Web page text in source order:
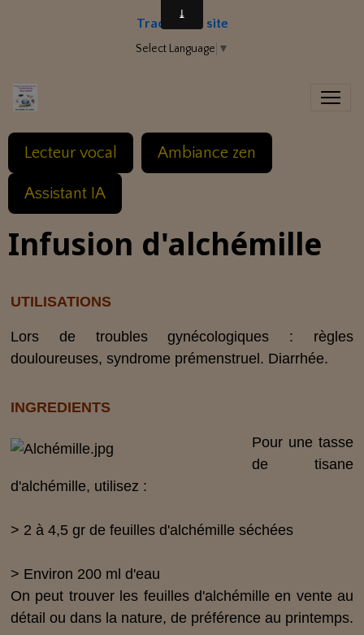
Traduire le site
Select Language ▼
Lecteur vocal Ambiance zen
Assistant IA
Infusion d'alchémille
UTILISATIONS
Lors de troubles gynécologiques : règles
douloureuses, syndrome prémenstruel. Diarrhée.
INGREDIENTS
Pour une tasse
de tisane
d'alchémille, utilisez :
> 2 à 4,5 gr de feuilles d'alchémille séchées
> Environ 200 ml d'eau
On peut trouver les feuilles d'alchémilleen vente au
détail ou dans la nature, de préférence au printemps.